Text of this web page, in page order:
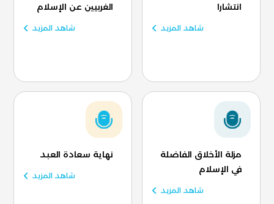
انتشارا
شاهد المزيد
الغربيين عن الإسلام
شاهد المزيد
مزلة الأخلاق الفاضلة
في الإسلام
شاهد المزيد
نهاية سعادة العبد
شاهد المزيد